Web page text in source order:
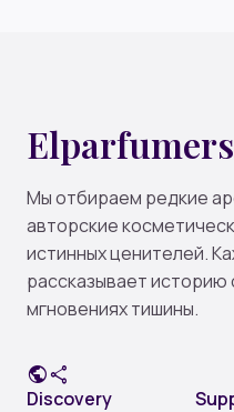
Elparfumers
Мы отбираем редкие
авторские
истинных ценителей.
рассказывает историю
мгновениях тишины.
publicshare
Discovery